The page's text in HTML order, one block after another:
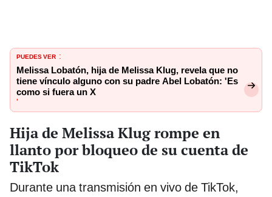
PUEDES VER :
Melissa Lobatón, hija de Melissa Klug, revela que no
tiene vínculo alguno con su padre Abel Lobatón: 'Es
como si fuera un X
'
Hija de Melissa Klug rompe en
llanto por bloqueo de su cuenta de
TikTok
Durante una transmisión en vivo de TikTok,